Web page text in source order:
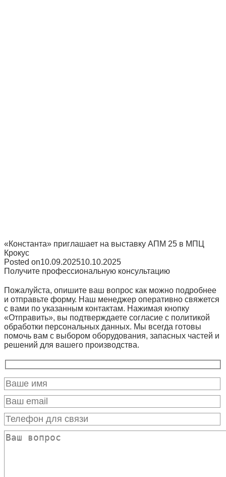
«Константа» приглашает на выставку АПМ 25 в МПЦ
Крокус
Posted on10.09.202510.10.2025
Получите профессиональную консультацию
Пожалуйста, опишите ваш вопрос как можно подробнее
и отправьте форму. Наш менеджер оперативно свяжется
с вами по указанным контактам. Нажимая кнопку
«Отправить», вы подтверждаете согласие с политикой
обработки персональных данных. Мы всегда готовы
помочь вам с выбором оборудования, запасных частей и
решений для вашего производства.